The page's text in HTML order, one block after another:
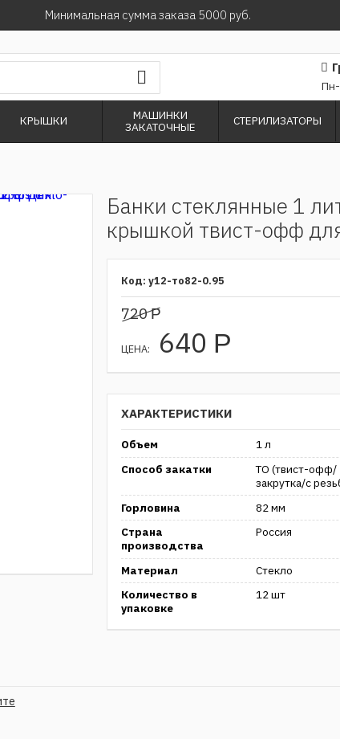
Минимальная сумма заказа 5000 руб.
КРЫШКИ
МАШИНКИ
ЗАКАТОЧНЫЕ
СТЕРИЛИЗАТОРЫ
Банки стеклянные 1
крышкой твист-офф
у12-то82-0.95
720Р
ЦЕНА: 640 Р
ХАРАКТЕРИСТИКИ
Объем
1 л
Способ закатки
ТО (твист-офф/
закрутка/с
Горловина
82 мм
Страна
производства
Россия
Материал
Стекло
Количество в
упаковке
12 шт